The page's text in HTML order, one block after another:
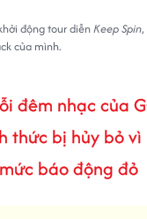
động tour diễnKeep Spin
của mình.
đêm nhạc của
thức bị hủy bỏ
báo động đỏ